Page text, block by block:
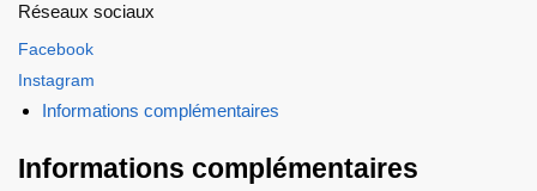
Réseaux sociaux
Facebook
Instagram
Informations complémentaires
Informations complémentaires